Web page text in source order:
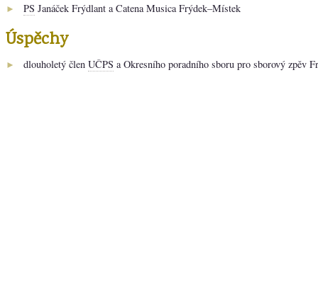
► PS Janáček Frýdlant a Catena Musica Frýdek–Místek
Úspěchy
► dlouholetý člen UČPS a Okresního poradního sboru pro sborový zpěv